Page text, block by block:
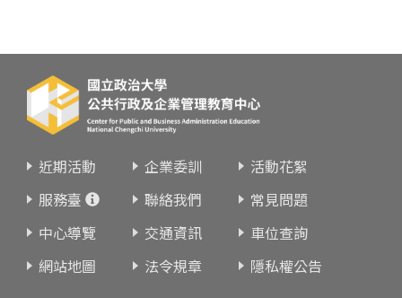
近期活動 企業委訓
活動花絮
服務臺
聯絡我們
常見問題
中心導覽
交通資訊
車位查詢
網站地圖
法令規章
隱私權公告